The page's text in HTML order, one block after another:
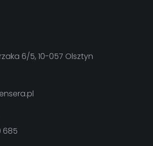
6/5, 10-057 Olsztyn
685